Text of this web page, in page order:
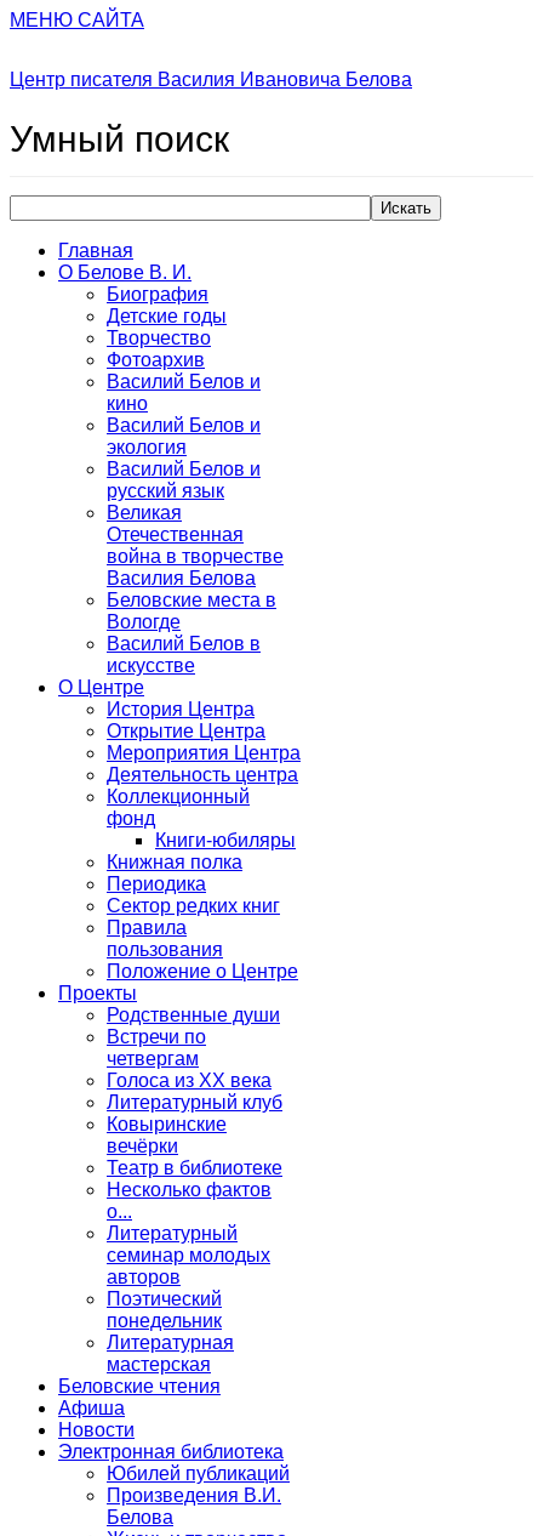
МЕНЮ САЙТА
Центр писателя Василия Ивановича Белова
Умный поиск
Искать
Главная
О Белове В. И.
Биография
Детские годы
Творчество
Фотоархив
Василий Белов и
кино
Василий Белов и
экология
Василий Белов и
русский язык
Великая
Отечественная
война в творчестве
Василия Белова
Беловские места в
Вологде
Василий Белов в
искусстве
О Центре
История Центра
Открытие Центра
Мероприятия Центра
Деятельность центра
Коллекционный
фонд
Книги-юбиляры
Книжная полка
Периодика
Сектор редких книг
Правила
пользования
Положение о Центре
Проекты
Родственные души
Встречи по
четвергам
Голоса из ХХ века
Литературный клуб
Ковыринские
вечёрки
Театр в библиотеке
Несколько фактов
о...
Литературный
семинар молодых
авторов
Поэтический
понедельник
Литературная
мастерская
Беловские чтения
Афиша
Новости
Электронная библиотека
Юбилей публикаций
Произведения В.И.
Белова